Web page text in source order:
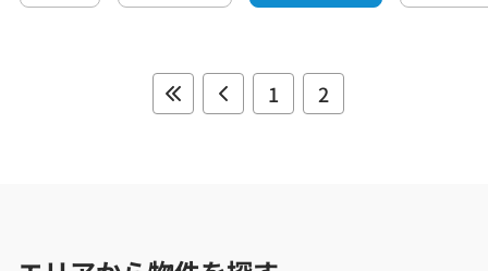
1 2